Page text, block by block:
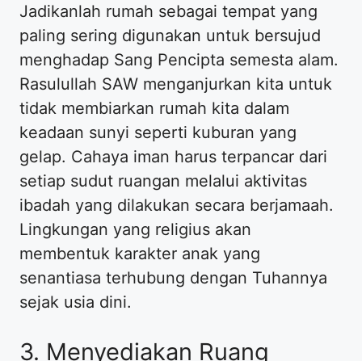
Jadikanlah rumah sebagai tempat yang
paling sering digunakan untuk bersujud
menghadap Sang Pencipta semesta alam.
Rasulullah SAW menganjurkan kita untuk
tidak membiarkan rumah kita dalam
keadaan sunyi seperti kuburan yang
gelap. Cahaya iman harus terpancar dari
setiap sudut ruangan melalui aktivitas
ibadah yang dilakukan secara berjamaah.
Lingkungan yang religius akan
membentuk karakter anak yang
senantiasa terhubung dengan Tuhannya
sejak usia dini.
3. Menyediakan Ruang